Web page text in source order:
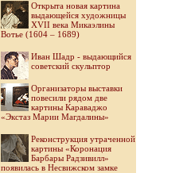
Открыта новая картина
выдающейся художницы
XVII века Микаэлины
Вотье (1604 – 1689)
Иван Шадр - выдающийся
советский скульптор
Организаторы выставки
повесили рядом две
картины Караваджо
«Экстаз Марии Магдалины»
Реконструкция утраченной
картины «Коронация
Барбары Радзивилл»
появилась в Несвижском замке